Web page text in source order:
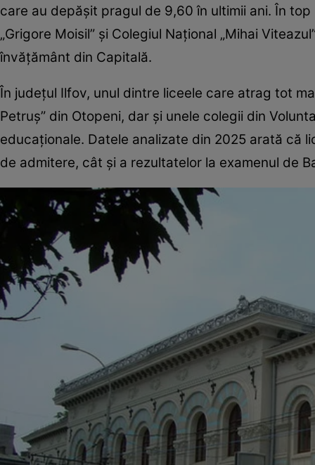
care au depășit pragul de 9,60 în ultimii ani. În
„Grigore Moisil” și Colegiul Național „Mihai
învățământ din Capitală.
În județul Ilfov, unul dintre liceele care atrag tot
Petruș” din Otopeni, dar și unele colegii din
educaționale. Datele analizate din 2025 arată că
de admitere, cât și a rezultatelor la examenul de